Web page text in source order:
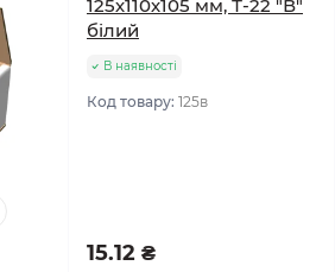
125х110х105 мм, Т-22 "В"
білий
В наявності
Код товару: 125в
15.12 ₴